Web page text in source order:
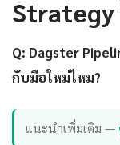
Strategy
Q: Dagster
กับมือใหม่ไหม?
แนะนำเพิ่มเติม —